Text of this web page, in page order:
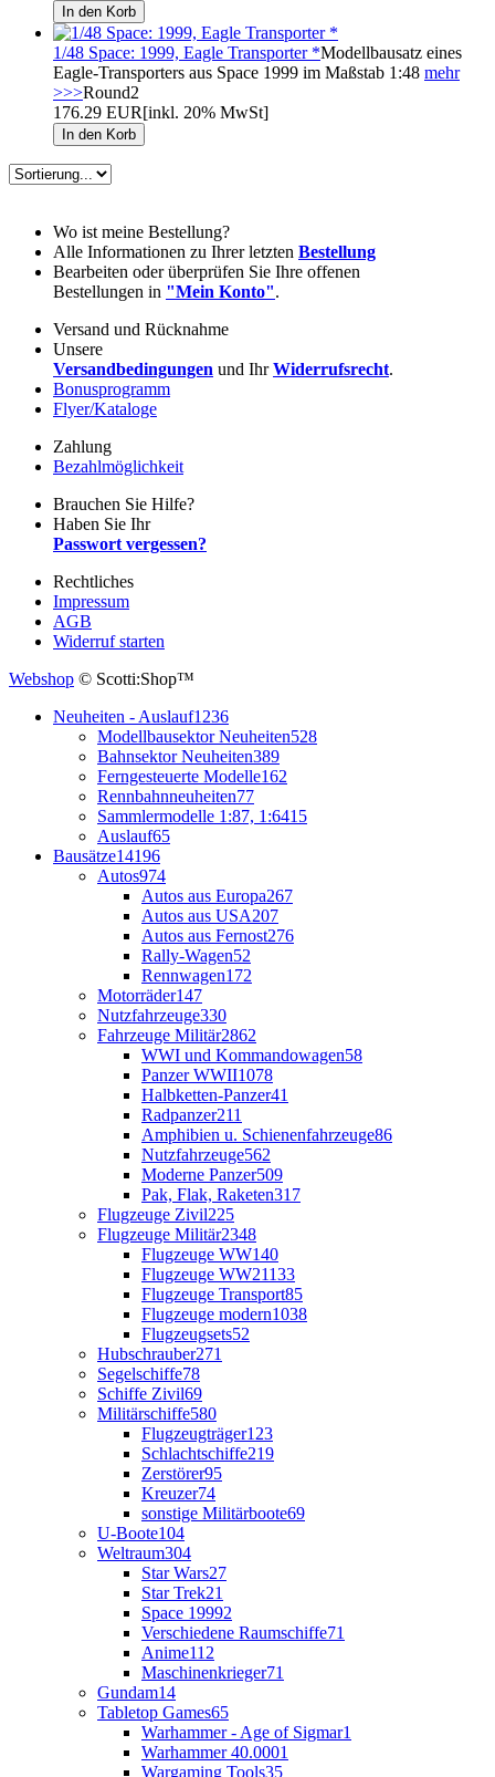
1/48 Space: 1999, Eagle Transporter *Modellbausatz eines
Eagle-Transporters aus Space 1999 im Maßstab 1:48 mehr
>>>Round2
176.29 EUR[inkl. 20% MwSt]
Wo ist meine Bestellung?
Alle Informationen zu Ihrer letzten Bestellung
Bearbeiten oder überprüfen Sie Ihre offenen
Bestellungen in "Mein Konto".
Versand und Rücknahme
Unsere
Versandbedingungen und IhrWiderrufsrecht.
Bonusprogramm
Flyer/Kataloge
Zahlung
Bezahlmöglichkeit
Brauchen Sie Hilfe?
Haben Sie Ihr
Passwort vergessen?
Rechtliches
Impressum
AGB
Widerruf starten
Webshop © Scotti:Shop™
Neuheiten - Auslauf1236
Modellbausektor Neuheiten528
Bahnsektor Neuheiten389
Ferngesteuerte Modelle162
Rennbahnneuheiten77
Sammlermodelle 1:87, 1:6415
Auslauf65
Bausätze14196
Autos974
Autos aus Europa267
Autos aus USA207
Autos aus Fernost276
Rally-Wagen52
Rennwagen172
Motorräder147
Nutzfahrzeuge330
Fahrzeuge Militär2862
WWI und Kommandowagen58
Panzer WWII1078
Halbketten-Panzer41
Radpanzer211
Amphibien u. Schienenfahrzeuge86
Nutzfahrzeuge562
Moderne Panzer509
Pak, Flak, Raketen317
Flugzeuge Zivil225
Flugzeuge Militär2348
Flugzeuge WW140
Flugzeuge WW21133
Flugzeuge Transport85
Flugzeuge modern1038
Flugzeugsets52
Hubschrauber271
Segelschiffe78
Schiffe Zivil69
Militärschiffe580
Flugzeugträger123
Schlachtschiffe219
Zerstörer95
Kreuzer74
sonstige Militärboote69
U-Boote104
Weltraum304
Star Wars27
Star Trek21
Space 19992
Verschiedene Raumschiffe71
Anime112
Maschinenkrieger71
Gundam14
Tabletop Games65
Warhammer - Age of Sigmar1
Warhammer 40.0001
Wargaming Tools35